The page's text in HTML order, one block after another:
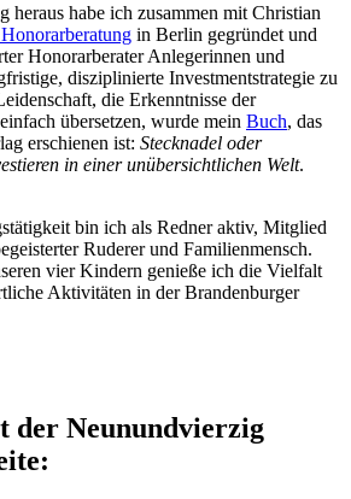
heraus habe ich zusammen mit Christian
in Berlin gegründet und
Honorarberater Anlegerinnen und
disziplinierte Investmentstrategie zu
die Erkenntnisse der
übersetzen, wurde mein Buch, das
erschienen ist: Stecknadel oder
in einer unübersichtlichen Welt.
bin ich als Redner aktiv, Mitglied
Ruderer und Familienmensch.
vier Kindern genieße ich die Vielfalt
Aktivitäten in der Brandenburger
der Neunundvierzig